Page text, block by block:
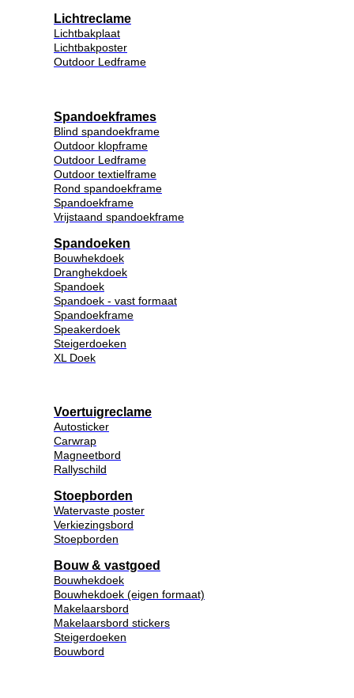
Lichtreclame
Lichtbakplaat
Lichtbakposter
Outdoor Ledframe
Spandoekframes
Blind spandoekframe
Outdoor klopframe
Outdoor Ledframe
Outdoor textielframe
Rond spandoekframe
Spandoekframe
Vrijstaand spandoekframe
Spandoeken
Bouwhekdoek
Dranghekdoek
Spandoek
Spandoek - vast formaat
Spandoekframe
Speakerdoek
Steigerdoeken
XL Doek
Voertuigreclame
Autosticker
Carwrap
Magneetbord
Rallyschild
Stoepborden
Watervaste poster
Verkiezingsbord
Stoepborden
Bouw & vastgoed
Bouwhekdoek
Bouwhekdoek (eigen formaat)
Makelaarsbord
Makelaarsbord stickers
Steigerdoeken
Bouwbord